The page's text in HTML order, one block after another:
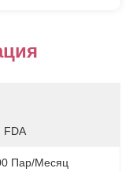
FDA
Пар/месяц